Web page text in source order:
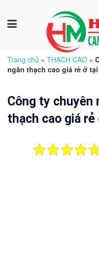
Trang chủ » THẠCH CAO »
ngăn thạch cao giá rẻ ở
Công ty chuyên
thạch cao giá